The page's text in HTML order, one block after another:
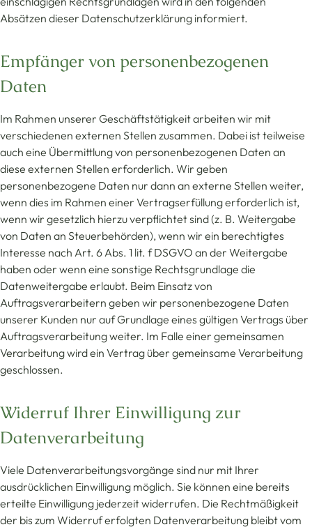
Absätzen dieser Datenschutzerklärung informiert.
Empfänger von personenbezogenen
Daten
Im Rahmen unserer Geschäftstätigkeit arbeiten wir mit
verschiedenen externen Stellen zusammen. Dabei ist teilweise
auch eine Übermittlung von personenbezogenen Daten an
diese externen Stellen erforderlich. Wir geben
personenbezogene Daten nur dann an externe Stellen weiter,
wenn dies im Rahmen einer Vertragserfüllung erforderlich ist,
wenn wir gesetzlich hierzu verpflichtet sind (z. B. Weitergabe
von Daten an Steuerbehörden), wenn wir ein berechtigtes
Interesse nach Art. 6 Abs. 1 lit. f DSGVO an der Weitergabe
haben oder wenn eine sonstige Rechtsgrundlage die
Datenweitergabe erlaubt. Beim Einsatz von
Auftragsverarbeitern geben wir personenbezogene Daten
unserer Kunden nur auf Grundlage eines gültigen Vertrags über
Auftragsverarbeitung weiter. Im Falle einer gemeinsamen
Verarbeitung wird ein Vertrag über gemeinsame Verarbeitung
geschlossen.
Widerruf Ihrer Einwilligung zur
Datenverarbeitung
Viele Datenverarbeitungsvorgänge sind nur mit Ihrer
ausdrücklichen Einwilligung möglich. Sie können eine bereits
erteilte Einwilligung jederzeit widerrufen. Die Rechtmäßigkeit
der bis zum Widerruf erfolgten Datenverarbeitung bleibt vom